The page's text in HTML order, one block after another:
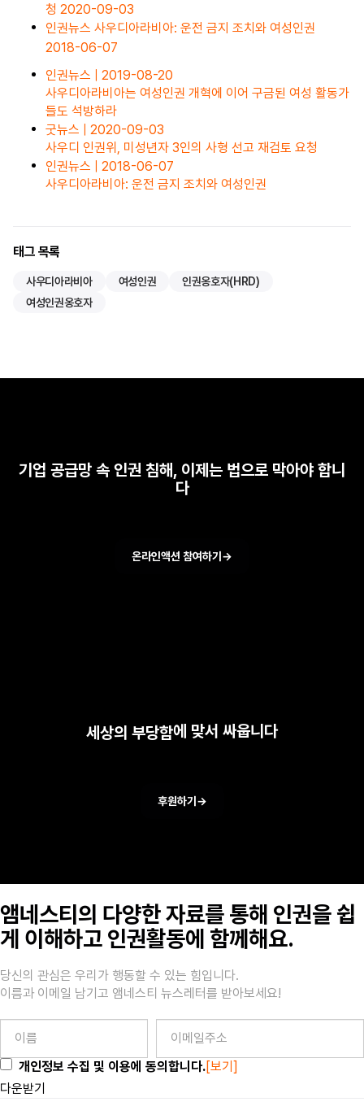
청 2020-09-03
인권뉴스 사우디아라비아: 운전 금지 조치와 여성인권
2018-06-07
인권뉴스 | 2019-08-20
사우디아라비아는 여성인권 개혁에 이어 구금된 여성 활동가
들도 석방하라
굿뉴스 | 2020-09-03
사우디 인권위, 미성년자 3인의 사형 선고 재검토 요청
인권뉴스 | 2018-06-07
사우디아라비아: 운전 금지 조치와 여성인권
태그 목록
사우디아라비아 여성인권
인권옹호자(HRD)
여성인권옹호자
기업 공급망 속 인권 침해, 이제는 법으로 막아야 합니
다
온라인액션 참여하기 →
세상의 부당함에 맞서 싸웁니다
후원하기 →
앰네스티의 다양한 자료를 통해 인권을 쉽
게 이해하고 인권활동에 함께해요.
당신의 관심은 우리가 행동할 수 있는 힘입니다.
이름과 이메일 남기고 앰네스티 뉴스레터를 받아보세요!
개인정보 수집 및 이용에 동의합니다.[보기]
다운받기